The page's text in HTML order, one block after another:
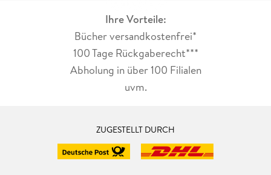
Ihre Vorteile:
Bücher versandkostenfrei*
100 Tage Rückgaberecht***
Abholung in über 100 Filialen
uvm.
ZUGESTELLT DURCH